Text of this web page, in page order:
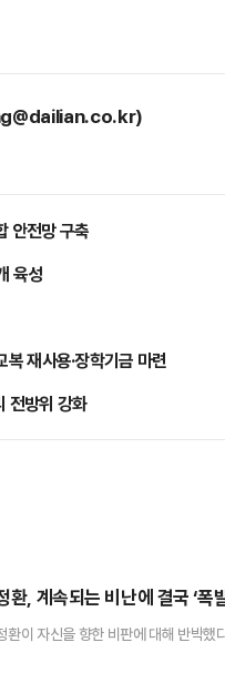
안전망 구축
육성
재사용·장학기금 마련
전방위 강화
, 계속되는 비난에 결국 ‘폭
환이 자신을 향한 비판에 대해 반박